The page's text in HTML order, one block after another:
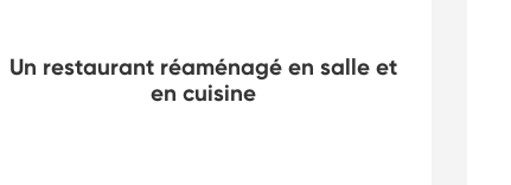
Un restaurant réaménagé en salle et
en cuisine